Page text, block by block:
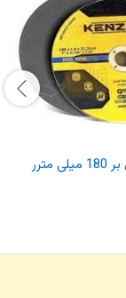
سنگ استیل بر 180 میلی مترر